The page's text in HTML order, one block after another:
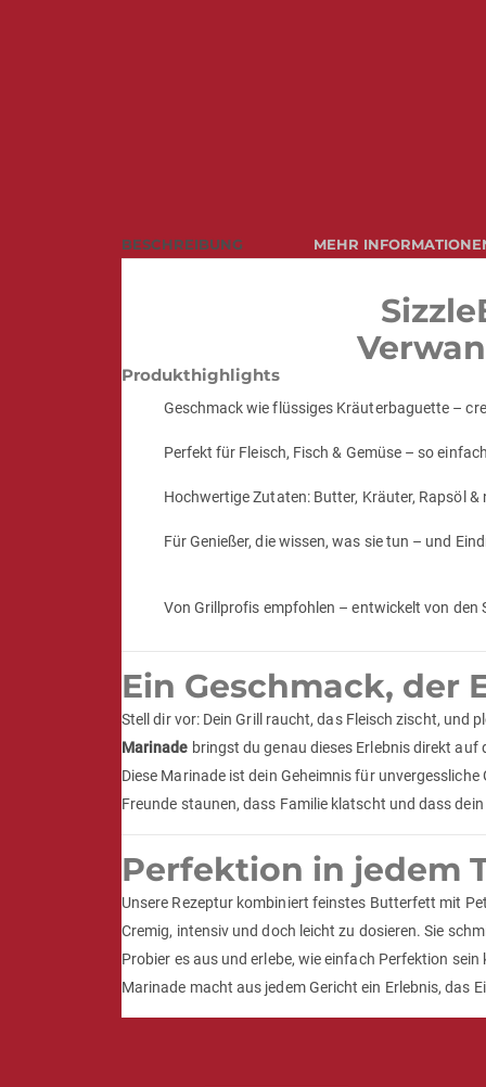
BESCHREIBUNG
Produkthighlights
Geschmack wie flüssiges Kräuterbaguette –
Perfekt für Fleisch, Fisch & Gemüse – so
Hochwertige Zutaten: Butter, Kräuter, Rapsöl &
Für Genießer, die wissen, was sie tun – und
Von Grillprofis empfohlen – entwickelt von den
Ein Geschmack, der
Stell dir vor: Dein Grill raucht, das Fleisch zischt,
Marinade bringst du genau dieses Erlebnis direkt
Diese Marinade ist dein Geheimnis für
Freunde staunen, dass Familie klatscht und dass
Perfektion in jedem
Unsere Rezeptur kombiniert feinstes Butterfett mit
Cremig, intensiv und doch leicht zu dosieren. Sie
Probier es aus und erlebe, wie einfach Perfektion
Marinade macht aus jedem Gericht ein Erlebnis, das
MEHR